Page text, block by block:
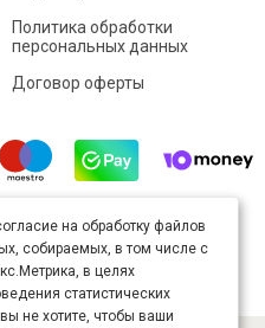
Политика обработки
персональных данных
Договор оферты
доступно полицензии Creative
(«Атрибуция») 4.0
.
на обработку файлов
собираемых, в том числе с
в целях
статистических
не хотите, чтобы ваши